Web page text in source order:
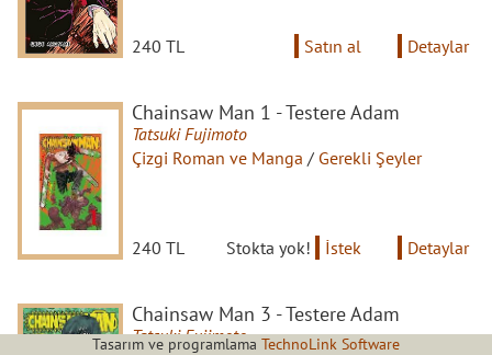
240 TL Satın al Detaylar
Chainsaw Man 1 - Testere Adam
Tatsuki Fujimoto
Çizgi Roman ve Manga / Gerekli Şeyler
240 TL Stokta yok! İstek Detaylar
Chainsaw Man 3 - Testere Adam
Tatsuki Fujimoto
Tasarım ve programlama TechnoLink Software